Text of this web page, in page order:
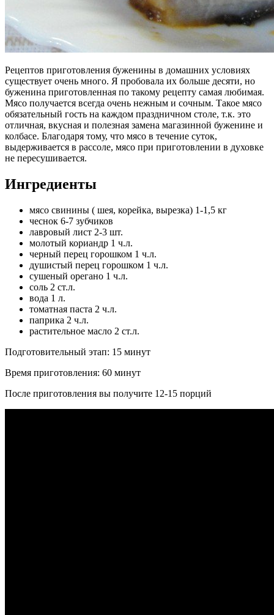
Рецептов приготовления буженины в домашних условиях
существует очень много. Я пробовала их больше десяти, но
буженина приготовленная по такому рецепту самая любимая.
Мясо получается всегда очень нежным и сочным. Такое мясо
обязательный гость на каждом праздничном столе, т.к. это
отличная, вкусная и полезная замена магазинной буженине и
колбасе. Благодаря тому, что мясо в течение суток,
выдерживается в рассоле, мясо при приготовлении в духовке
не пересушивается.
Ингредиенты
мясо свинины ( шея, корейка, вырезка) 1-1,5 кг
чеснок 6-7 зубчиков
лавровый лист 2-3 шт.
молотый кориандр 1 ч.л.
черный перец горошком 1 ч.л.
душистый перец горошком 1 ч.л.
сушеный орегано 1 ч.л.
соль 2 ст.л.
вода 1 л.
томатная паста 2 ч.л.
паприка 2 ч.л.
растительное масло 2 ст.л.
Подготовительный этап: 15 минут
Время приготовления: 60 минут
После приготовления вы получите 12-15 порций